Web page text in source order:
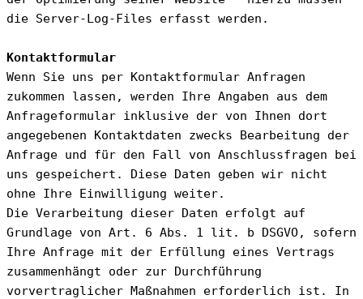
die Server-Log-Files erfasst werden.
Kontaktformular
Wenn Sie uns per Kontaktformular Anfragen
zukommen lassen, werden Ihre Angaben aus dem
Anfrageformular inklusive der von Ihnen dort
angegebenen Kontaktdaten zwecks Bearbeitung der
Anfrage und für den Fall von Anschlussfragen bei
uns gespeichert. Diese Daten geben wir nicht
ohne Ihre Einwilligung weiter.
Die Verarbeitung dieser Daten erfolgt auf
Grundlage von Art. 6 Abs. 1 lit. b DSGVO, sofern
Ihre Anfrage mit der Erfüllung eines Vertrags
zusammenhängt oder zur Durchführung
vorvertraglicher Maßnahmen erforderlich ist. In